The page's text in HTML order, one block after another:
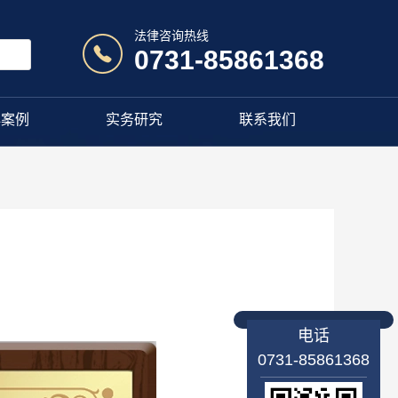
例 实务研究 联系我们
0731-85861368
法律咨询热线
电话
0731-85861368